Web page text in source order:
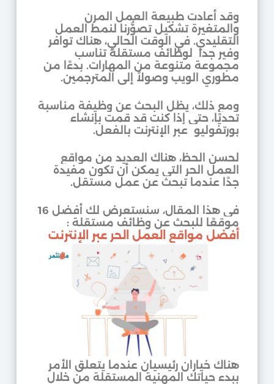
وقد أعادت طبيعة العمل المرن
والمتغيرة تشكيل تصوُّرنا لنمط العمل
التقليدي. في الوقت الحالي، هناك توافر
وفير جدا لوظائف مستقلة تناسب
مجموعة متنوعة من المهارات. بدءًا من
مطوري الويب وصولاً إلى المترجمين.
ومع ذلك، يظل البحث عن وظيفة مناسبة
تحديًا، حتى إذا كنت قد قمت بإنشاء
بورتفوليو عبر الإنترنت بالفعل.
لحسن الحظ، هناك العديد من مواقع
العمل الحر التي يمكن أن تكون مفيدة
جدًا عندما تبحث عن عمل مستقل.
في هذا المقال، سنستعرض لك أفضل 16
موقعًا للبحث عن وظائف مستقلة :
أفضل مواقع العمل الحر عبر الإنترنت
هناك خياران رئيسيان عندما يتعلق الأمر
ببدء حياتك المهنية المستقلة من خلال